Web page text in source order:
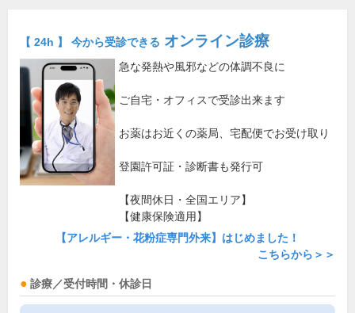
【 24h 】 今から受診できる オンライン診療
急な発熱や風邪などの体調不良に
ご自宅・オフィスで受診出来ます
お薬はお近くの薬局、宅配便でお受け取り
登園許可証・診断書も発行可
【夜間休日・全国エリア】
【健康保険適用】
【アレルギー・花粉症専門外来】はじめました！
こちらから＞＞
診療／受付時間・休診日